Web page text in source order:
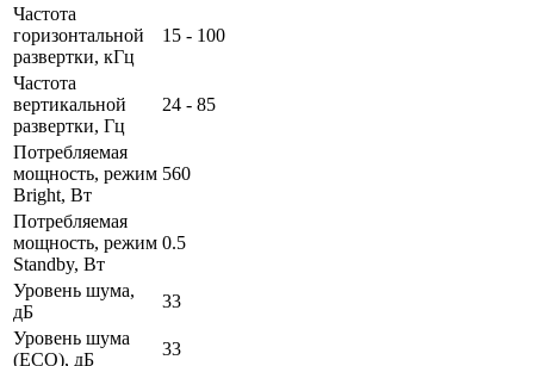
Частота
горизонтальной
развертки, кГц
15 - 100
Частота
вертикальной
развертки, Гц
24 - 85
Потребляемая
мощность, режим
Bright, Вт
560
Потребляемая
мощность, режим
Standby, Вт
0.5
Уровень шума,
дБ
33
Уровень шума
(ECO), дБ
33